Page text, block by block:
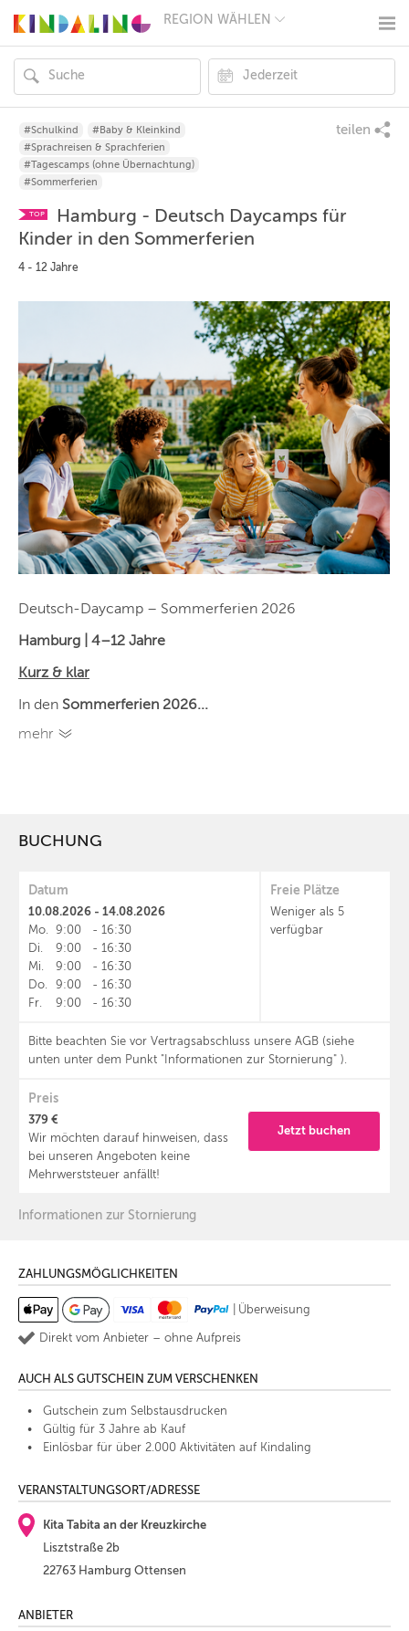
REGION WÄHLEN
MÜNCHEN
HAMBURG
FRANKFURT
KÖLN
DÜSSELDORF
ESSEN
DRESDEN
NÜRNBERG
REGIONEN
#Schulkind
#Baby & Kleinkind
#Sprachreisen & Sprachferien
#Tagescamps (ohne Übernachtung)
#Sommerferien
teilen
TOP
Hamburg - Deutsch Daycamps für
Kinder in den Sommerferien
4 - 12 Jahre
Deutsch-Daycamp – Sommerferien 2026
Hamburg | 4–12 Jahre
Kurz & klar
In den Sommerferien 2026...
mehr
BUCHUNG
Datum
10.08.2026 - 14.08.2026
Mo. 9:00 - 16:30
Di.
9:00 - 16:30
Mi.
9:00 - 16:30
Do.
9:00 - 16:30
Fr.
9:00 - 16:30
Bitte beachten Sie vor Vertragsabschluss unsere AGB (siehe
unten unter dem Punkt "Informationen zur Stornierung" ).
Freie Plätze
Weniger als 5
verfügbar
Preis
379 €
Wir möchten darauf hinweisen, dass
bei unseren Angeboten keine
Mehrwerststeuer anfällt!
Jetzt buchen
Informationen zur Stornierung
ZAHLUNGSMÖGLICHKEITEN
Überweisung
Direkt vom Anbieter – ohne Aufpreis
AUCH ALS GUTSCHEIN ZUM VERSCHENKEN
Gutschein zum Selbstausdrucken
Gültig für 3 Jahre ab Kauf
Einlösbar für über 2.000 Aktivitäten auf Kindaling
VERANSTALTUNGSORT/ADRESSE
Kita Tabita an der Kreuzkirche
Lisztstraße 2b
22763 Hamburg Ottensen
ANBIETER